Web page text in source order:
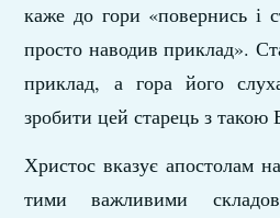
каже до гори «повернись і
просто наводив приклад».
приклад, а гора його
зробити цей старець з
Христос вказує апостолам
тими важливими